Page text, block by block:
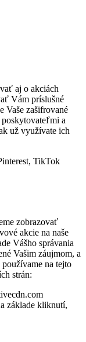
aj o akciách
Vám príslušné
Vaše zašifrované
poskytovateľmi a
už využívate ich
TikTok
zobrazovať
akcie na naše
Vášho správania
Vašim záujmom, a
na tejto
strán:
základe kliknutí,